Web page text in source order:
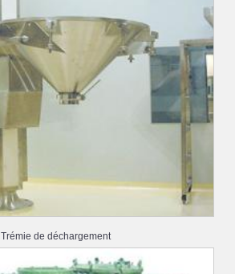
Trémie de déchargement